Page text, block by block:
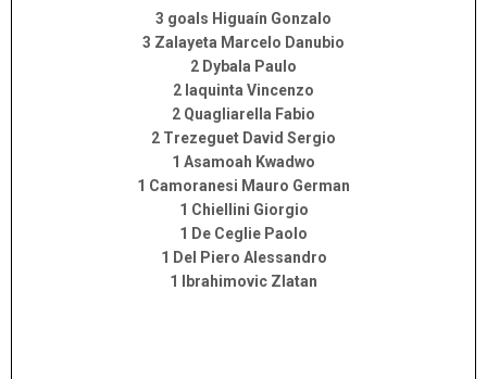
3 goals Higuaín Gonzalo
3 Zalayeta Marcelo Danubio
2 Dybala Paulo
2 Iaquinta Vincenzo
2 Quagliarella Fabio
2 Trezeguet David Sergio
1 Asamoah Kwadwo
1 Camoranesi Mauro German
1 Chiellini Giorgio
1 De Ceglie Paolo
1 Del Piero Alessandro
1 Ibrahimovic Zlatan